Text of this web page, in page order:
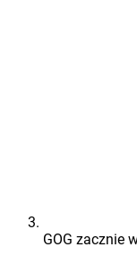
GOG zacznie